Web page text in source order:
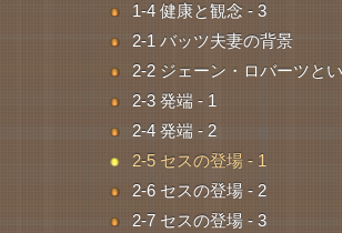
1-4 健康と観念 - 3
2-1 バッツ夫妻の背景
2-2 ジェーン・ロバーツと
2-3 発端 - 1
2-4 発端 - 2
2-5 セスの登場 - 1
2-6 セスの登場 - 2
2-7 セスの登場 - 3